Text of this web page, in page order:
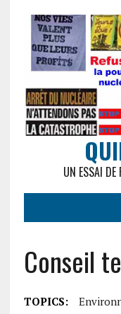
UN ESSAI DE
Conseil
TOPICS: